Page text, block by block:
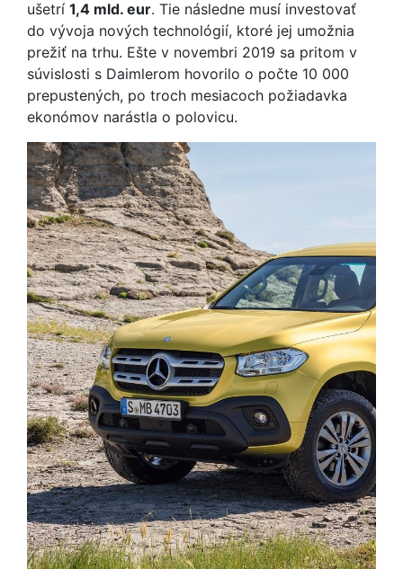
ušetrí 1,4 mld. eur. Tie následne musí investovať
do vývoja nových technológií, ktoré jej umožnia
prežiť na trhu. Ešte v novembri 2019 sa pritom v
súvislosti s Daimlerom hovorilo o počte 10 000
prepustených, po troch mesiacoch požiadavka
ekonómov narástla o polovicu.